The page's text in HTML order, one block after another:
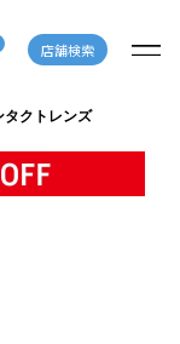
店舗検索
タクトレンズ